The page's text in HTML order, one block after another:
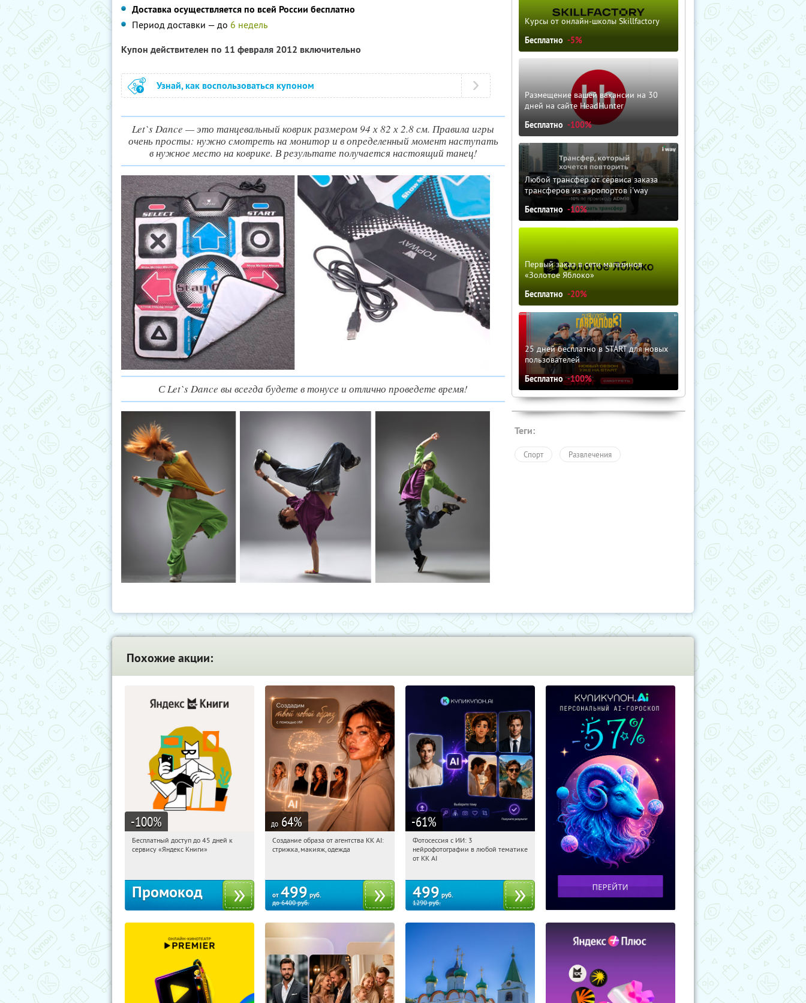
Доставка осуществляется по всей России бесплатно
Период доставки — до 6 недель
Купон действителен по 11 февраля 2012 включительно
Узнай, как воспользоваться купоном
Let`s Dance — это танцевальный коврик размером 94 х 82 х 2.8 см. Правила игры
очень просты: нужно смотреть на монитор и в определенный момент наступать
в нужное место на коврике. В результате получается настоящий танец!
С Let`s Dance вы всегда будете в тонусе и отлично проведете время!
Курсы от онлайн-школы Skillfactory
Бесплатно -5%
Размещение вашей вакансии на 30
дней на сайте HeadHunter
Бесплатно -100%
Любой трансфер от сервиса заказа
трансферов из аэропортов i'way
Бесплатно -10%
Первый заказ в сети магазинов
«Золотое Яблоко»
Бесплатно -20%
25 дней бесплатно в START для новых
пользователей
Бесплатно -100%
Теги:
Спорт Развлечения
Похожие акции:
-100%
10:28:25
Получи первым!
Бесплатный доступ до 45 дней к
сервису «Яндекс Книги»
Промокод
до 64%
10:28:25 Купили:64
Создание образа от агентства KK AI:
стрижка, макияж, одежда
от 499 руб.
до6400руб.
-61%
10:28:25
Россия
Фотосессия с ИИ: 3
нейрофотографии в любой тематике
от KK AI
499 руб.
1290руб.